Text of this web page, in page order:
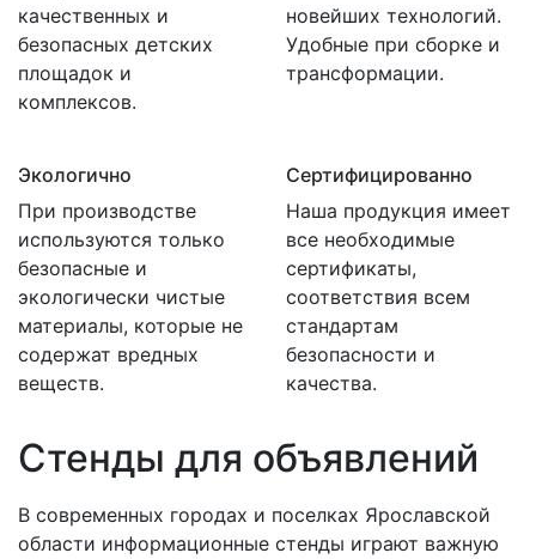
качественных и
безопасных детских
площадок и
комплексов.
новейших технологий.
Удобные при сборке и
трансформации.
Экологично
При производстве
используются только
безопасные и
экологически чистые
материалы, которые не
содержат вредных
веществ.
Сертифицированно
Наша продукция имеет
все необходимые
сертификаты,
соответствия всем
стандартам
безопасности и
качества.
Стенды для объявлений
В современных городах и поселках Ярославской
области информационные стенды играют важную